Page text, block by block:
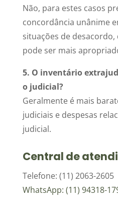
Não, para estes casos
concordância unânime
situações de
pode ser mais
5. O inventário
o judicial?
Geralmente é mais
judiciais e despesas
judicial.
Central de
Telefone: (11) 2063-2605
WhatsApp: (11) 94318-